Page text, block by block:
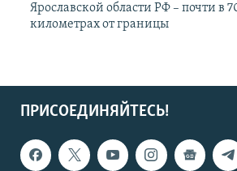
Ярославской области РФ – почти в
километрах от границы
ПРИСОЕДИНЯЙТЕСЬ!